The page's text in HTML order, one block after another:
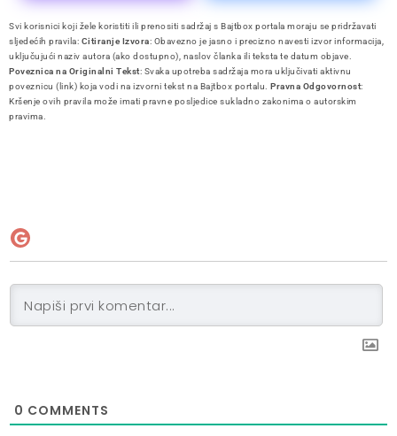
Svi korisnici koji žele koristiti ili prenositi sadržaj s Bajtbox portala moraju se pridržavati
sljedećih pravila: Citiranje Izvora: Obavezno je jasno i precizno navesti izvor informacija,
uključujući naziv autora (ako dostupno), naslov članka ili teksta te datum objave.
Poveznica na Originalni Tekst: Svaka upotreba sadržaja mora uključivati aktivnu
poveznicu (link) koja vodi na izvorni tekst na Bajtbox portalu. Pravna Odgovornost:
Kršenje ovih pravila može imati pravne posljedice sukladno zakonima o autorskim
pravima.
0 COMMENTS